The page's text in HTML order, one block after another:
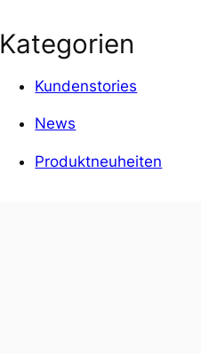
Kategorien
Kundenstories
News
Produktneuheiten